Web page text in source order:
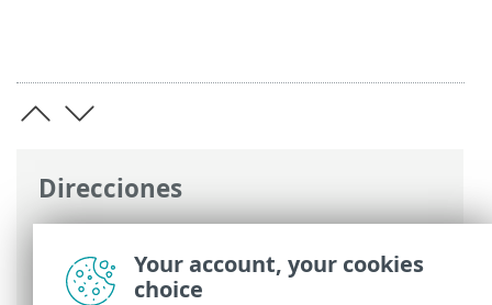
Direcciones
Ayuda en línea de ESET>ESET NOD32
Antivirus
>Configuración avanzada>
Protecciones
Your account, your cookies
choice